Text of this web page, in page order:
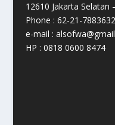
12610 Jakarta Selatan
Phone : 62-21-
e-mail :
HP : 0818 0600 8474